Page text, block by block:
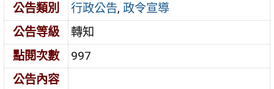
公告類別
行政公告,政令宣導
公告等級
轉知
點閱次數
997
公告內容